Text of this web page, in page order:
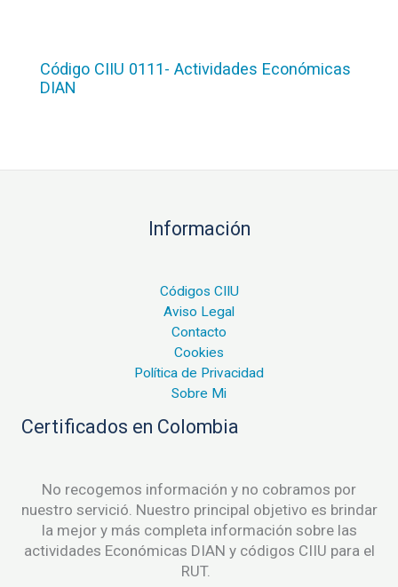
Código CIIU 0111- Actividades Económicas
DIAN
Información
Códigos CIIU
Aviso Legal
Contacto
Cookies
Política de Privacidad
Sobre Mi
Certificados en Colombia
No recogemos información y no cobramos por
nuestro servició. Nuestro principal objetivo es brindar
la mejor y más completa información sobre las
actividades Económicas DIAN y códigos CIIU para el
RUT.